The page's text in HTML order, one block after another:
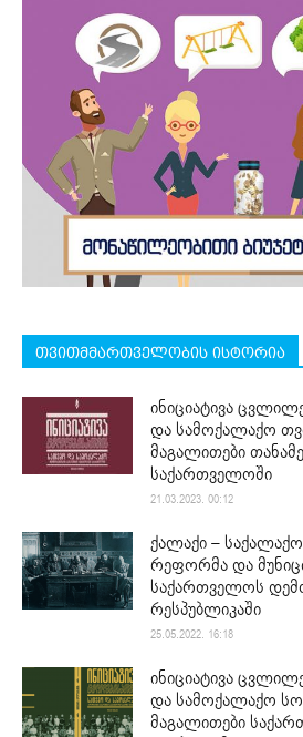
თვითმმართველობის ისტორია
ინიციატივა
და სამოქალაქო
მაგალითები
საქართველოში
21.03.2023. 00:12
ქალაქი –
რეფორმა და
საქართველოს
რესპუბლიკაში
25.05.2022. 16:18
ინიციატივა
და სამოქალაქო
მაგალითები